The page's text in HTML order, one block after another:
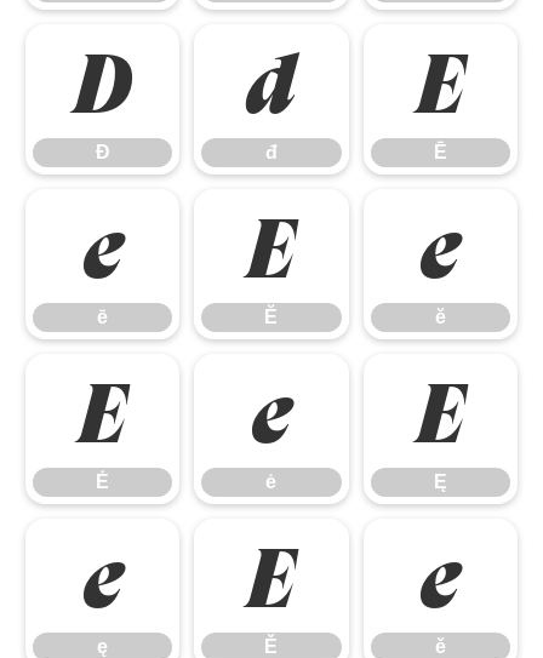
Đ
Đ
đ
đ
Ē
Ē
ē
ē
Ĕ
Ĕ
ĕ
ĕ
Ė
Ė
ė
ė
Ę
Ę
ę
ę
Ě
Ě
ě
ě